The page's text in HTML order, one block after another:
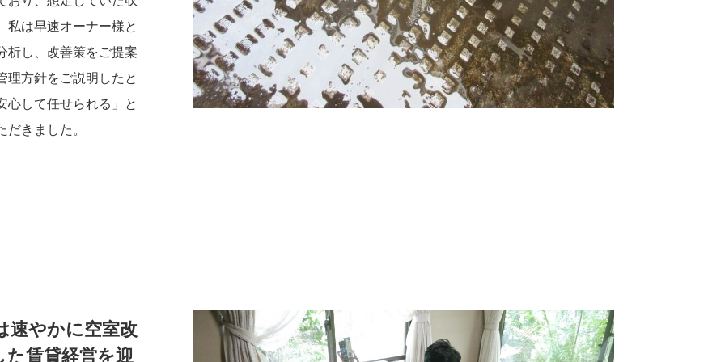
私は早速オーナー様と
析し、改善策をご提案
理方針をご説明したと
心して任せられる」と
きました。
速やかに空室改
賃貸経営を迎